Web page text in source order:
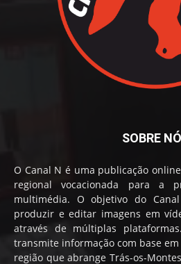
SOBRE
O Canal N é uma publicação
regional vocacionada para a
multimédia. O objetivo do
produzir e editar imagens em
através de múltiplas
transmite informação com base
região que abrange Trás-os-